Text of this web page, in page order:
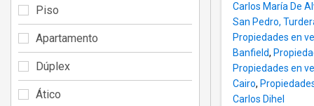
Carlos María De
San Pedro,
Propiedades en
Banfield,
Propiedades en
Cairo,
Carlos Dihel
Piso
Apartamento
Dúplex
Ático